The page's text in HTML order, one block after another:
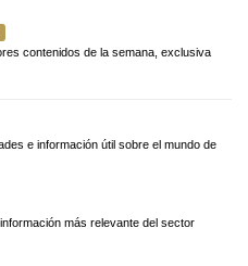
contenidos de la semana, exclusiva
e información útil sobre el mundo de
más relevante del sector